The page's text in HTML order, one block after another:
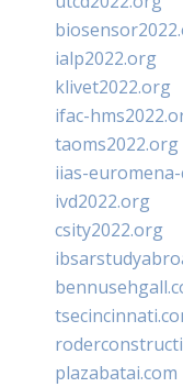
ialp2022.org
klivet2022.org
ifac-
taoms2022.org
iias-
ivd2022.org
csity2022.org
plazabatai.com